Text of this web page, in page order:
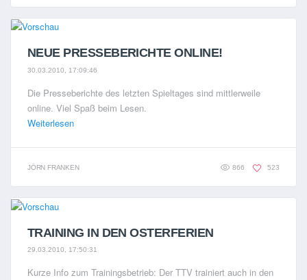
NEUE PRESSEBERICHTE ONLINE!
30.03.2010, 17:09:46
Die Presseberichte des letzten Spieltages sind mittlerweile
online. Viel Spaß beim Lesen.
Weiterlesen
JÖRN FRANKEN 866 523
TRAINING IN DEN OSTERFERIEN
29.03.2010, 17:50:31
Kurze Info zum Trainingsbetrieb: Der TTV trainiert auch in den